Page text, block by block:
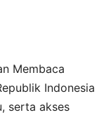
Membaca
Indonesia
serta akses